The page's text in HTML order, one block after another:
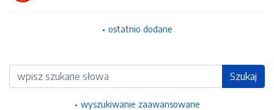
ostatnio dodane
Wyszukiwarka Szukaj
wyszukiwanie zaawansowane